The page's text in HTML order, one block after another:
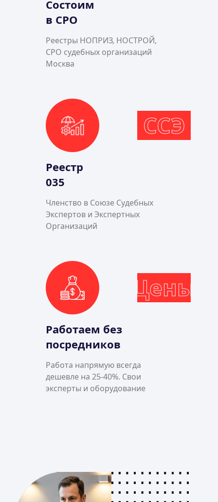
Состоим
в СРО
Реестры НОПРИЗ, НОСТРОЙ,
СРО судебных организаций
Москва
ССЭ
Реестр
035
Членство в Союзе Судебных
Экспертов и Экспертных
Организаций
Цены
Работаем без
посредников
Работа напрямую всегда
дешевле на 25-40%. Свои
эксперты и оборудование